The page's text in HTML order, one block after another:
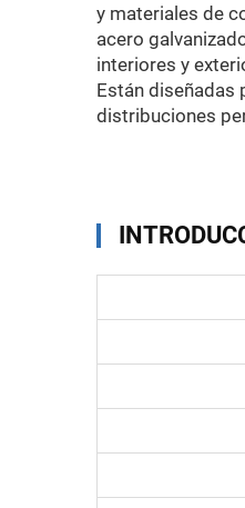
y materiales de
acero
interiores y
Están diseñadas
distribuciones